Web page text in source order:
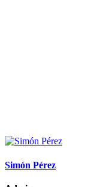
Simón Pérez